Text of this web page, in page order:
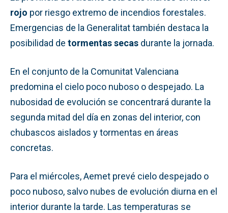
rojo por riesgo extremo de incendios forestales.
Emergencias de la Generalitat también destaca la
posibilidad de tormentas secas durante la jornada.
En el conjunto de la Comunitat Valenciana
predomina el cielo poco nuboso o despejado. La
nubosidad de evolución se concentrará durante la
segunda mitad del día en zonas del interior, con
chubascos aislados y tormentas en áreas
concretas.
Para el miércoles, Aemet prevé cielo despejado o
poco nuboso, salvo nubes de evolución diurna en el
interior durante la tarde. Las temperaturas se